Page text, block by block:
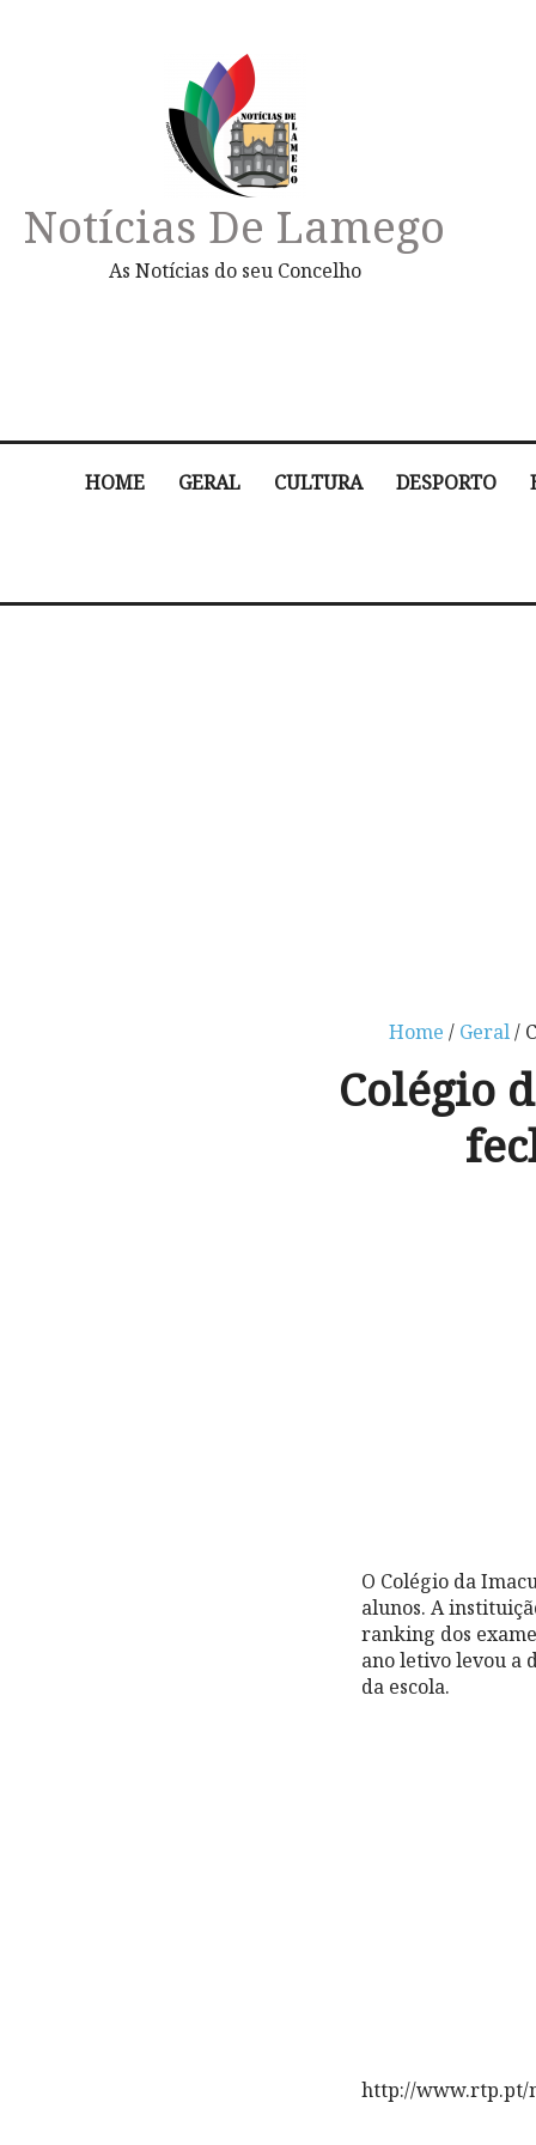
Notícias De Lamego
As Notícias do seu Concelho
HOME GERAL CULTURA DESPORTO
Home / Geral/
Colégio
O Colégio da
alunos. A
ranking dos
ano letivo levou a
da escola.
http://www.rtp.pt/